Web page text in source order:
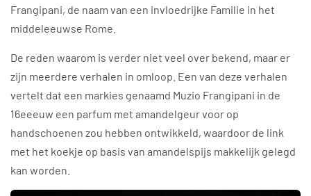
Frangipani, de naam van een invloedrijke Familie in het
middeleeuwse Rome.
De reden waarom is verder niet veel over bekend, maar er
zijn meerdere verhalen in omloop. Een van deze verhalen
vertelt dat een markies genaamd Muzio Frangipani in de
16eeeuw een parfum met amandelgeur voor op
handschoenen zou hebben ontwikkeld, waardoor de link
met het koekje op basis van amandelspijs makkelijk gelegd
kan worden.